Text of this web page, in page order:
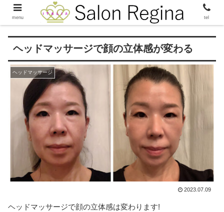
ヘッドマッサージで顔の立体感が変わる
ヘッドマッサージ
2023.07.09
ヘッドマッサージで顔の立体感は変わります!
menu tel